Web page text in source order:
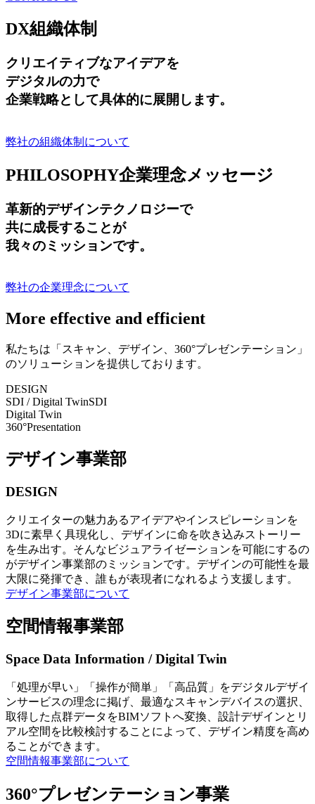
DX組織体制
クリエイティブなアイデアを
デジタルの力で
企業戦略として具体的に展開します。
弊社の組織体制について
PHILOSOPHY企業理念メッセージ
革新的デザインテクノロジーで
共に成長することが
我々のミッションです。
弊社の企業理念について
More effective and efficient
私たちは「スキャン、デザイン、360°プレゼンテーション」
のソリューションを提供しております。
DESIGN
SDI / Digital TwinSDI
Digital Twin
360°Presentation
デザイン事業部
DESIGN
クリエイターの魅力あるアイデアやインスピレーションを
3Dに素早く具現化し、デザインに命を吹き込みストーリー
を生み出す。そんなビジュアライゼーションを可能にするの
がデザイン事業部のミッションです。デザインの可能性を最
大限に発揮でき、誰もが表現者になれるよう支援します。
デザイン事業部について
空間情報事業部
Space Data Information / Digital Twin
「処理が早い」「操作が簡単」「高品質」をデジタルデザイ
ンサービスの理念に掲げ、最適なスキャンデバイスの選択、
取得した点群データをBIMソフトへ変換、設計デザインとリ
アル空間を比較検討することによって、デザイン精度を高め
ることができます。
空間情報事業部について
360°プレゼンテーション事業